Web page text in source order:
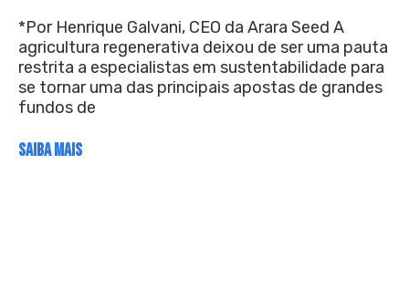
*Por Henrique Galvani, CEO da Arara Seed A
agricultura regenerativa deixou de ser uma pauta
restrita a especialistas em sustentabilidade para
se tornar uma das principais apostas de grandes
fundos de
SAIBA MAIS